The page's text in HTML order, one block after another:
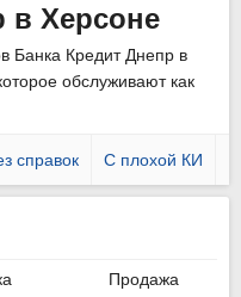
в Херсоне
Банка Кредит Днепр в
обслуживают как
Уточнить график работы
справок С плохой КИ
Продажа